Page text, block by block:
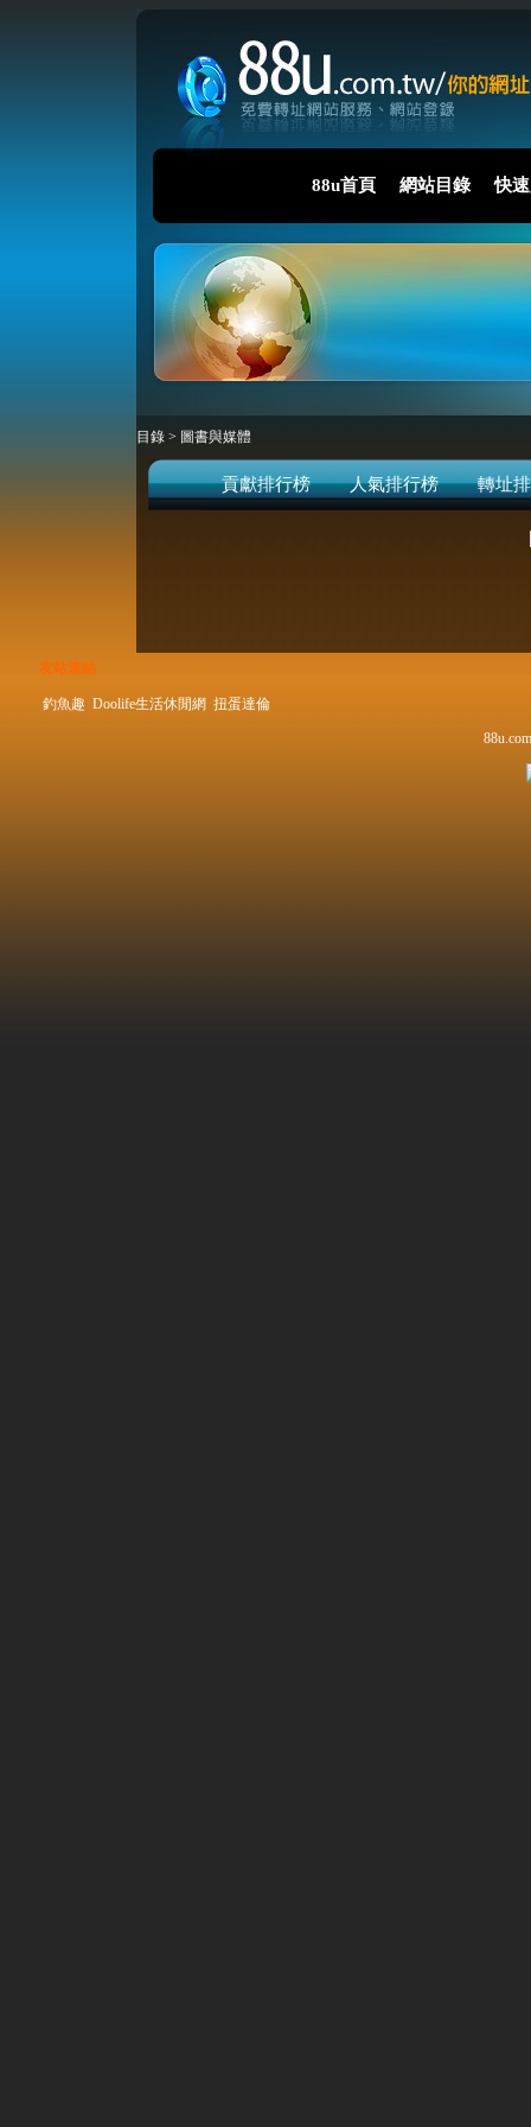
88u首頁 網站目錄 快
目錄 > 圖書與媒體
貢獻排行榜 人氣排行榜 轉址
友站連結
釣魚趣 Doolife生活休閒網 扭蛋達倫